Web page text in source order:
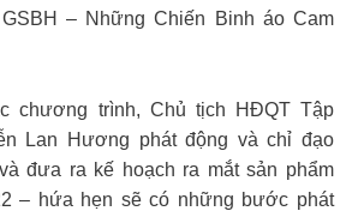
– Những Chiến Binh áo Cam
chương trình, Chủ tịch HĐQT Tập
Lan Hương phát động và chỉ đạo
đưa ra kế hoạch ra mắt sản phẩm
– hứa hẹn sẽ có những bước phát